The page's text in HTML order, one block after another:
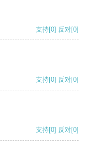
支持[0] 反对[0]
支持[0] 反对[0]
支持[0] 反对[0]